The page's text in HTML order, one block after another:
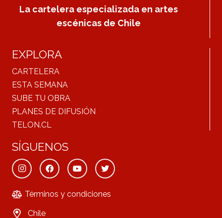
La cartelera especializada en artes
escénicas de Chile
EXPLORA
CARTELERA
ESTA SEMANA
SUBE TU OBRA
PLANES DE DIFUSIÓN
TELON.CL
SÍGUENOS
Términos y condiciones
Chile